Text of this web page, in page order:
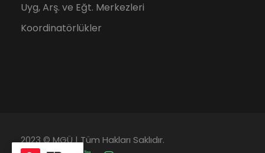
Uyg, Arş. ve Eğt. Merkezleri
Koordinatörlükler
2023 © MGÜ | Tüm Hakları Saklıdır.